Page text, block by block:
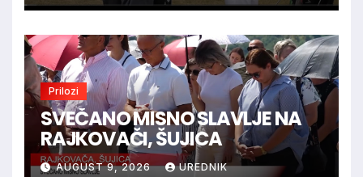
Prilozi
SVEČANO MISNO SLAVLJE NA
RAJKOVAČI, ŠUJICA
AUGUST 9, 2026 UREDNIK